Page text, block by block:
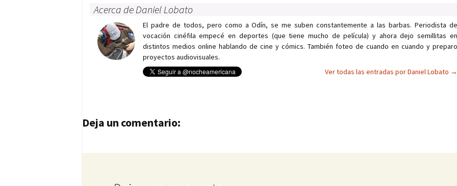
Acerca de Daniel Lobato
El padre de todos, pero como a Odín, se me suben constantemente a las barbas. Periodista de
vocación cinéfila empecé en deportes (que tiene mucho de película) y ahora dejo semillitas en
distintos medios online hablando de cine y cómics. También foteo de cuando en cuando y preparo
proyectos audiovisuales.
Ver todas las entradas por Daniel Lobato →
Navegación de entradas
Deja un comentario: